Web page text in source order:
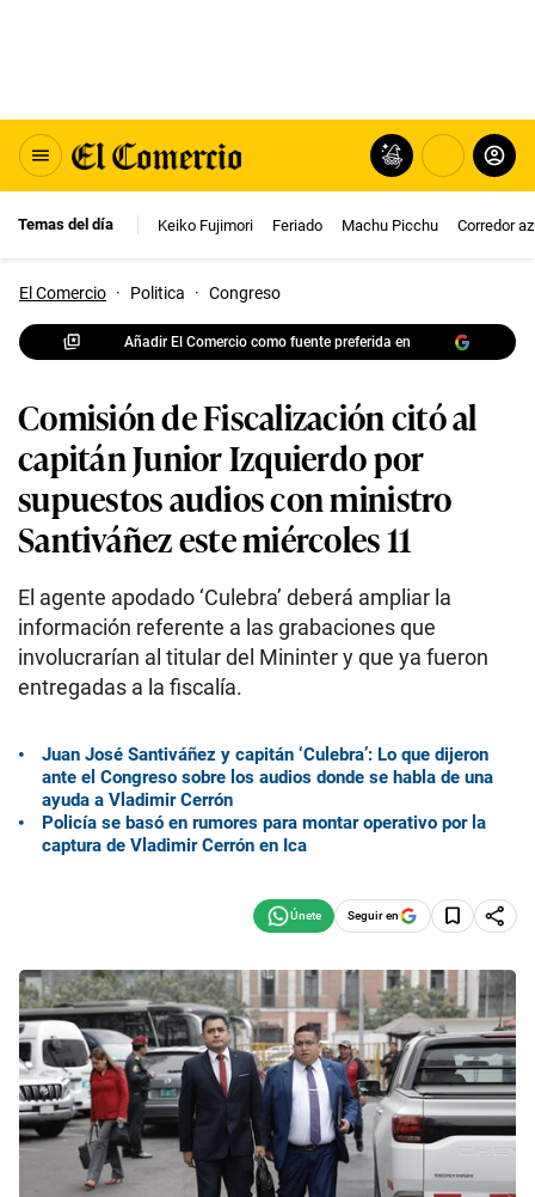
Temas del día Keiko Fujimori Feriado Machu Picchu Corredor
El Comercio · Politica · Congreso
Añadir El Comercio como fuente preferida en
Comisión de Fiscalización citó al
capitán Junior Izquierdo por
supuestos audios con ministro
Santiváñez este miércoles 11
El agente apodado ‘Culebra’ deberá ampliar la
información referente a las grabaciones que
involucrarían al titular del Mininter y que ya fueron
entregadas a la fiscalía.
Juan José Santiváñez y capitán ‘Culebra’: Lo que dijeron
ante el Congreso sobre los audios donde se habla de una
ayuda a Vladimir Cerrón
Policía se basó en rumores para montar operativo por la
captura de Vladimir Cerrón en Ica
Seguir en